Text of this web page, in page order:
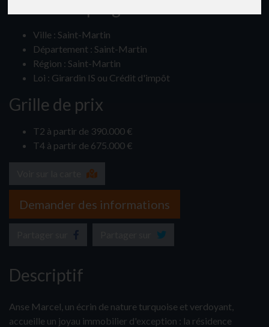
Ville : Saint-Martin
Département : Saint-Martin
Région : Saint-Martin
Loi : Girardin IS ou Crédit d'impôt
Grille de prix
T2 à partir de 390.000 €
T4 à partir de 675.000 €
Demander des informations
Descriptif
Anse Marcel, un écrin de nature turquoise et verdoyant,
accueille un joyau immobilier d'exception : la résidence